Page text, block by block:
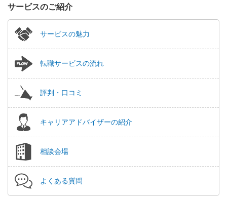
サービスのご紹介
サービスの魅力
転職サービスの流れ
評判・口コミ
キャリアアドバイザーの紹介
相談会場
よくある質問